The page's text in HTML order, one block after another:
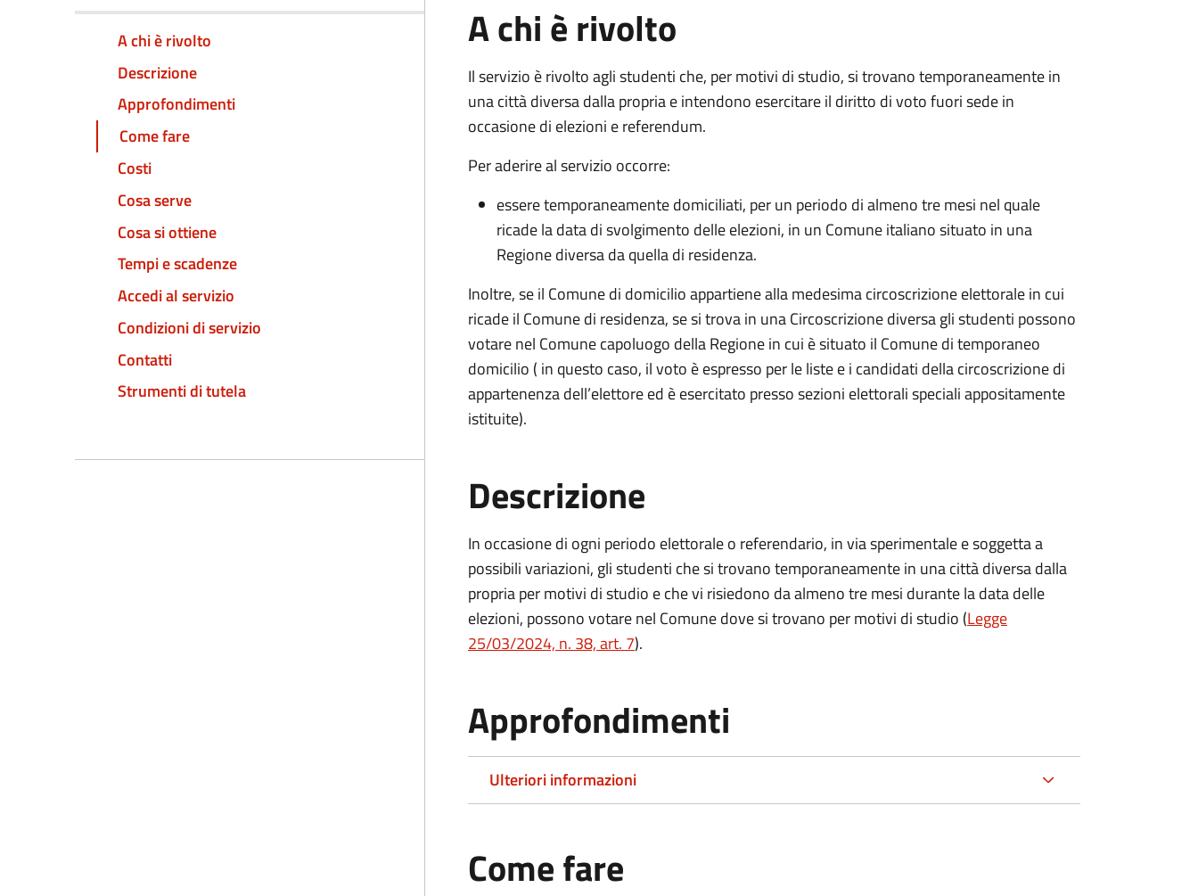
A chi è rivolto
Descrizione
Approfondimenti
Come fare
Costi
Cosa serve
Cosa si ottiene
Tempi e scadenze
Accedi al servizio
Condizioni di servizio
Contatti
Strumenti di tutela
A chi è rivolto
Il servizio è rivolto agli studenti che, per motivi di studio, si trovano temporaneamente in
una città diversa dalla propria e intendono esercitare il diritto di voto fuori sede in
occasione di elezioni e referendum.
Per aderire al servizio occorre:
essere temporaneamente domiciliati, per un periodo di almeno tre mesi nel quale
ricade la data di svolgimento delle elezioni, in un Comune italiano situato in una
Regione diversa da quella di residenza.
Inoltre, se il Comune di domicilio appartiene alla medesima circoscrizione elettorale in cui
ricade il Comune di residenza, se si trova in una Circoscrizione diversa gli studenti possono
votare nel Comune capoluogo della Regione in cui è situato il Comune di temporaneo
domicilio ( in questo caso, il voto è espresso per le liste e i candidati della circoscrizione di
appartenenza dell’elettore ed è esercitato presso sezioni elettorali speciali appositamente
istituite).
Descrizione
In occasione di ogni periodo elettorale o referendario, in via sperimentale e soggetta a
possibili variazioni, gli studenti che si trovano temporaneamente in una città diversa dalla
propria per motivi di studio e che vi risiedono da almeno tre mesi durante la data delle
elezioni, possono votare nel Comune dove si trovano per motivi di studio (Legge
25/03/2024, n. 38, art. 7).
Approfondimenti
Ulteriori informazioni
Come fare